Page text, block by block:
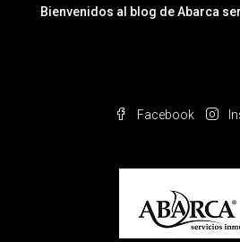
Bienvenidos al blog de Abarca
Facebook